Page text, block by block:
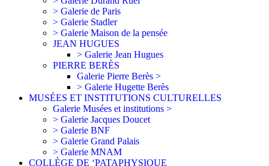
> Galerie de Paris
> Galerie Stadler
> Galerie Maison de la pensée
JEAN HUGUES
> Galerie Jean Hugues
PIERRE BERÈS
Galerie Pierre Berès >
> Galerie Hugette Berès
MUSÉES ET INSTITUTIONS CULTURELLES
Galerie Musées et institutions >
> Galerie Jacques Doucet
> Galerie BNF
> Galerie Grand Palais
> Galerie MNAM
COLLÈGE DE ‘PATAPHYSIQUE